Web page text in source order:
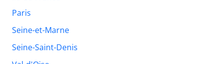
Paris
Seine-et-Marne
Seine-Saint-Denis